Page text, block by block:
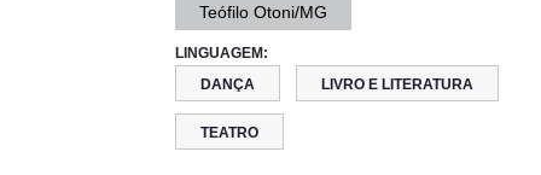
Teófilo Otoni/MG
LINGUAGEM:
DANÇA
LIVRO E LITERATURA
TEATRO